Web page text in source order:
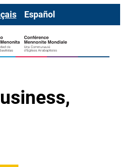
Español